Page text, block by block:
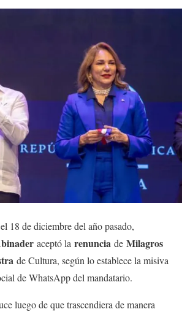
18 de diciembre del año pasado,
aceptó la renuncia de Milagros
de Cultura, según lo establece la misiva
de WhatsApp del mandatario.
luego de que trascendiera de manera